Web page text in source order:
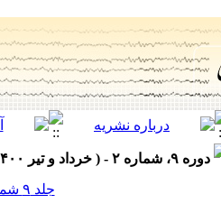
دوره ۹، شماره ۲ - ( خرداد و تیر ۱۴۰۰ )
جلد ۹ شماره ۲ صفحات ۴۰-۳۰